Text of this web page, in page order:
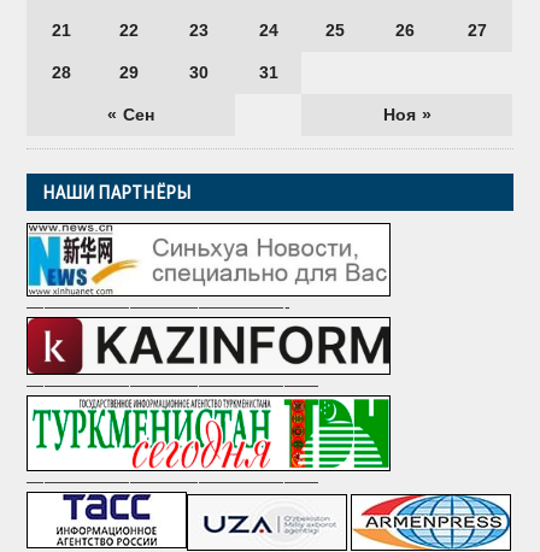
« Сен Ноя »
21 22 23 24 25 26 27
28 29 30 31
НАШИ ПАРТНЁРЫ
———————————————-
—————————————————
—————————————————